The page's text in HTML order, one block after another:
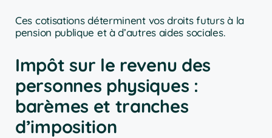
Ces cotisations déterminent vos droits futurs à la
pension publique et à d’autres aides sociales.
Impôt sur le revenu des
personnes physiques :
barèmes et tranches
d’imposition